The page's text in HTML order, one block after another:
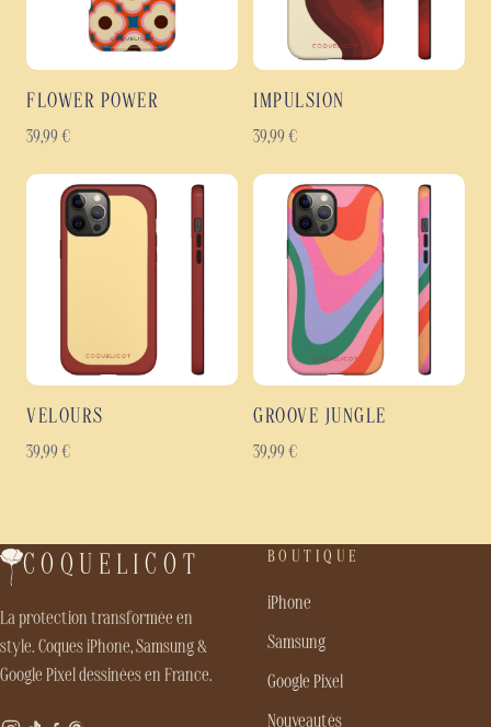
FLOWER POWER
39,99 €
IMPULSION
39,99 €
VELOURS
39,99 €
GROOVE JUNGLE
39,99 €
COQUELICOT
La protection transformée en
style. Coques iPhone, Samsung &
Google Pixel dessinées en France.
BOUTIQUE
iPhone
Samsung
Google Pixel
Nouveautés